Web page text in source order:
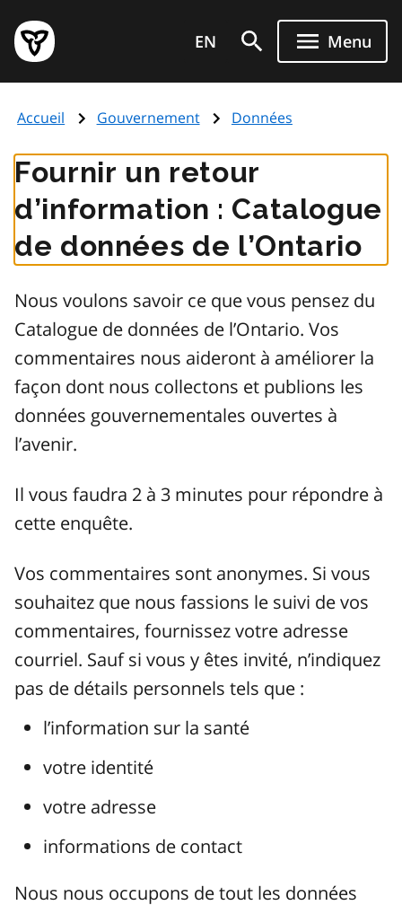
au
contenu
principal
Page
d'accueil
de
EN Menu
Accueil Gouvernement Données
Fournir un retour
d’information : Catalogue
de données de l’Ontario
Nous voulons savoir ce que vous pensez du
Catalogue de données de l’Ontario. Vos
commentaires nous aideront à améliorer la
façon dont nous collectons et publions les
données gouvernementales ouvertes à
l’avenir.
Il vous faudra 2 à 3 minutes pour répondre à
cette enquête.
Vos commentaires sont anonymes. Si vous
souhaitez que nous fassions le suivi de vos
commentaires, fournissez votre adresse
courriel. Sauf si vous y êtes invité, n’indiquez
pas de détails personnels tels que :
l’information sur la santé
votre identité
votre adresse
informations de contact
Nous nous occupons de tout les données